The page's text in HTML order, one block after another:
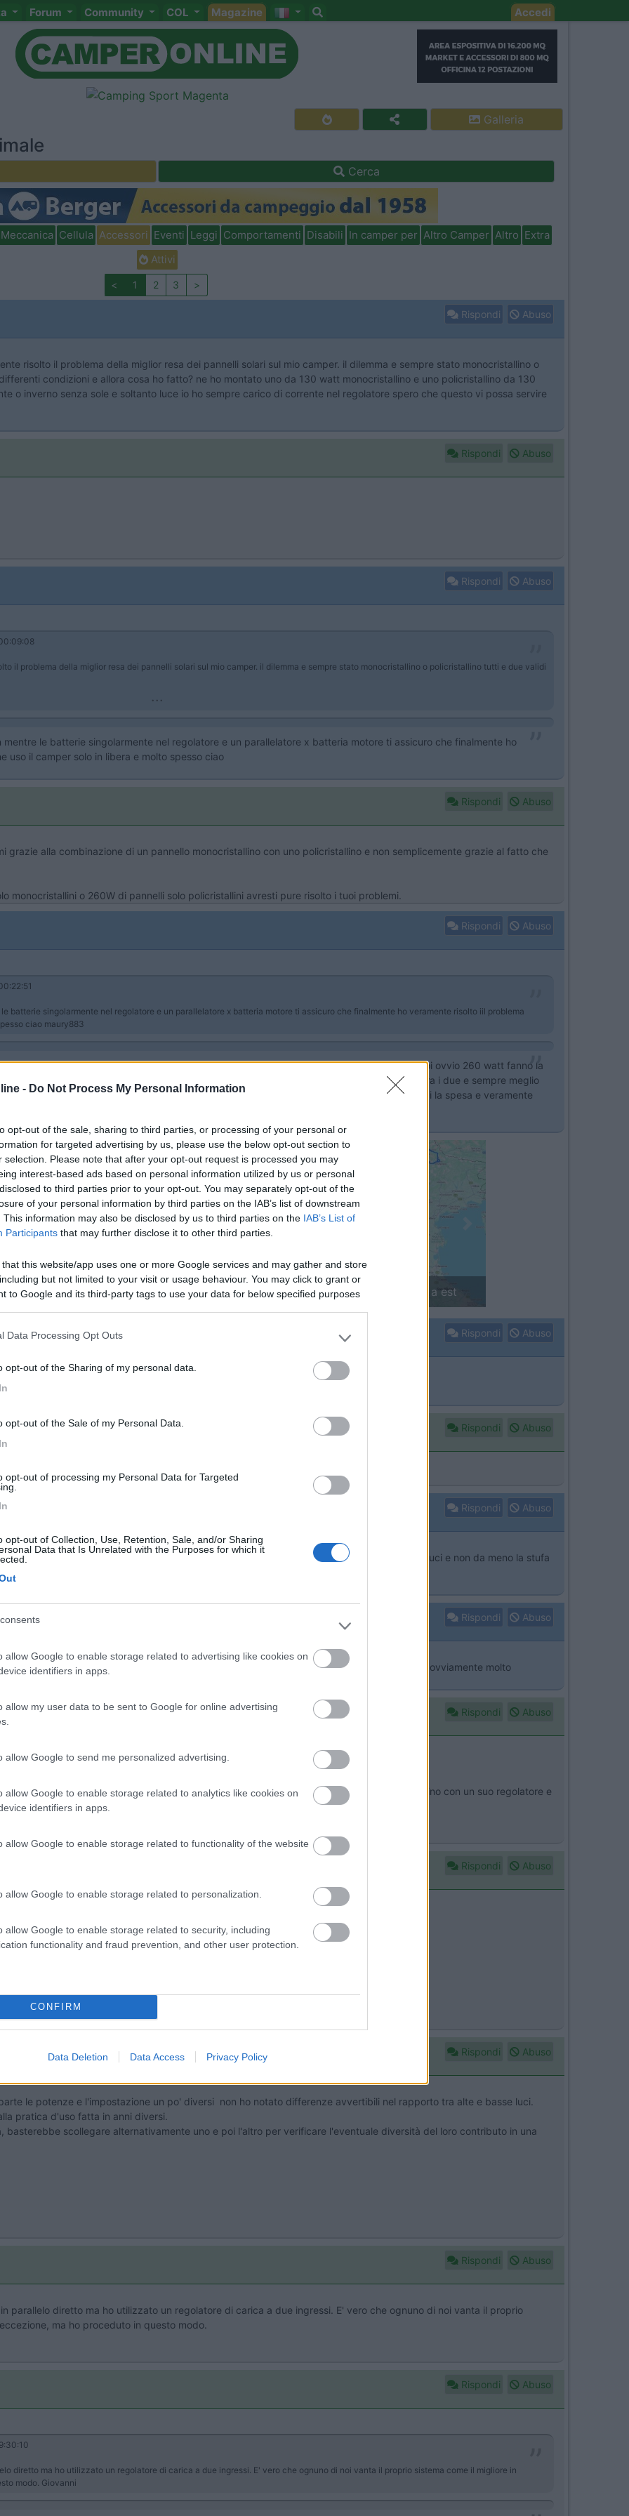
- Do Not Process My Personal Information
opt-out of the sale, sharing to third parties, or processing of your personal or
for targeted advertising by us, please use the below opt-out section to
selection. Please note that after your opt-out request is processed you may
interest-based ads based on personal information utilized by us or personal
to third parties prior to your opt-out. You may separately opt-out of the
of your personal information by third parties on the IAB’s list of downstream
This information may also be disclosed by us to third parties on the IAB’s List of
Participants that may further disclose it to other third parties.
that this website/app uses one or more Google services and may gather and store
but not limited to your visit or usage behaviour. You may click to grant or
to Google and its third-party tags to use your data for below specified purposes
Data Processing Opt Outs
opt-out of the Sharing of my personal data.
opt-out of the Sale of my Personal Data.
opt-out of processing my Personal Data for Targeted
opt-out of Collection, Use, Retention, Sale, and/or Sharing
Data that Is Unrelated with the Purposes for which it
allow Google to enable storage related to advertising like cookies on
identifiers in apps.
allow my user data to be sent to Google for online advertising
allow Google to send me personalized advertising.
allow Google to enable storage related to analytics like cookies on
identifiers in apps.
allow Google to enable storage related to functionality of the website
allow Google to enable storage related to personalization.
allow Google to enable storage related to security, including
functionality and fraud prevention, and other user protection.
CONFIRM
Data Deletion Data Access Privacy Policy
Forum Community COL Magazine Accedi
Galleria
Cerca
Meccanica Cellula Accessori Eventi Leggi Comportamenti Disabili In camper per Altro Camper Altro Extra
Attivi
< 1 2 3 >
Rispondi Abuso
risolto il problema della miglior resa dei pannelli solari sul mio camper. il dilemma e sempre stato monocristallino o
condizioni e allora cosa ho fatto? ne ho montato uno da 130 watt monocristallino e uno policristallino da 130
o inverno senza sole e soltanto luce io ho sempre carico di corrente nel regolatore spero che questo vi possa servire
Rispondi Abuso
Rispondi Abuso
il problema della miglior resa dei pannelli solari sul mio camper. il dilemma e sempre stato monocristallino o policristallino tutti e due validi
...
le batterie singolarmente nel regolatore e un parallelatore x batteria motore ti assicuro che finalmente ho
uso il camper solo in libera e molto spesso ciao
Rispondi Abuso
grazie alla combinazione di un pannello monocristallino con uno policristallino e non semplicemente grazie al fatto che
monocristallini o 260W di pannelli solo policristallini avresti pure risolto i tuoi problemi.
Rispondi Abuso
batterie singolarmente nel regolatore e un parallelatore x batteria motore ti assicuro che finalmente ho veramente risolto iil problema
ciao maury883
non lavora l altro se hai un minimo di conoscenza siu pannelli sai la differenza che hanno poi ovvio 260 watt fanno la
se non ci fosse la condizione ottimale dei miei 260 watt non me ne farei niente comunque tra i due e sempre meglio
impianti non motorizzati non viene piu utilizzato il monocristallino comunque al giorno d 'oggi la spesa e veramente
assicurazione e pagamento alla consegna 125 euro
Finlandia in camper: il piccolo sentiero
Previous
Rispondi Abuso
caricava veramente poco
Rispondi Abuso
di prima ?
Rispondi Abuso
scendo mai sotto i 12,80 calcola che essendo da solo la tv e sempre accesa e poi pompa luci e non da meno la stufa
Rispondi Abuso
piu del doppio prima ogni 3 -4 ore dovevo accendere il motore anche se non risolvero ovviamente molto
Rispondi Abuso
avere un pannello monocristallino con un suo regolatore e un pannello policristallino con un suo regolatore e
entrambi separatamente.
creduto che i policristallini rendessero molto di piu' dei monocristallini in inverno.
Rispondi Abuso
Rispondi Abuso
le potenze e l'impostazione un po' diversi non ho notato differenze avvertibili nel rapporto tra alte e basse luci.
pratica d'uso fatta in anni diversi.
scollegare alternativamente uno e poi l'altro per verificare l'eventuale diversità del loro contributo in una
Rispondi Abuso
parallelo diretto ma ho utilizzato un regolatore di carica a due ingressi. E' vero che ognuno di noi vanta il proprio
ma ho proceduto in questo modo.
Rispondi Abuso
diretto ma ho utilizzato un regolatore di carica a due ingressi. E' vero che ognuno di noi vanta il proprio sistema come il migliore in
modo. Giovanni